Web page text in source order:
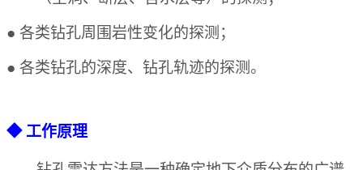
● 各类钻孔周围岩性变化的探测 ；
● 各类钻孔的深度、钻孔轨迹的探测 。
◆ 工作原理